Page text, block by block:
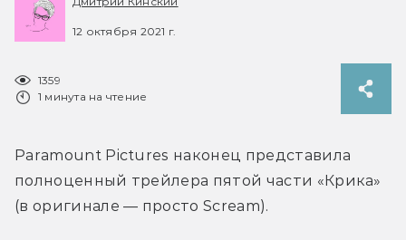
12 октября 2021 г.
1359
1 минута на чтение
Paramount Pictures наконец представила
полноценный трейлера пятой части «Крика»
(в оригинале — просто Scream).